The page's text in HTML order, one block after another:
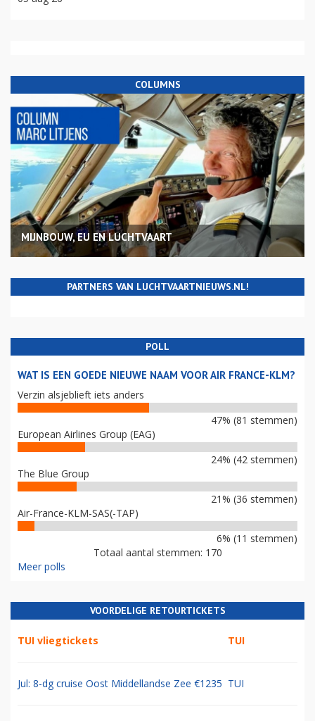
COLUMNS
MIJNBOUW, EU EN LUCHTVAART
PARTNERS VAN LUCHTVAARTNIEUWS.NL!
POLL
WAT IS EEN GOEDE NIEUWE NAAM VOOR AIR FRANCE-KLM?
Verzin alsjeblieft iets anders
47% (81 stemmen)
European Airlines Group (EAG)
24% (42 stemmen)
The Blue Group
21% (36 stemmen)
Air-France-KLM-SAS(-TAP)
6% (11 stemmen)
Totaal aantal stemmen: 170
Meer polls
VOORDELIGE RETOURTICKETS
TUI vliegtickets TUI
Jul: 8-dg cruise Oost Middellandse Zee €1235 TUI